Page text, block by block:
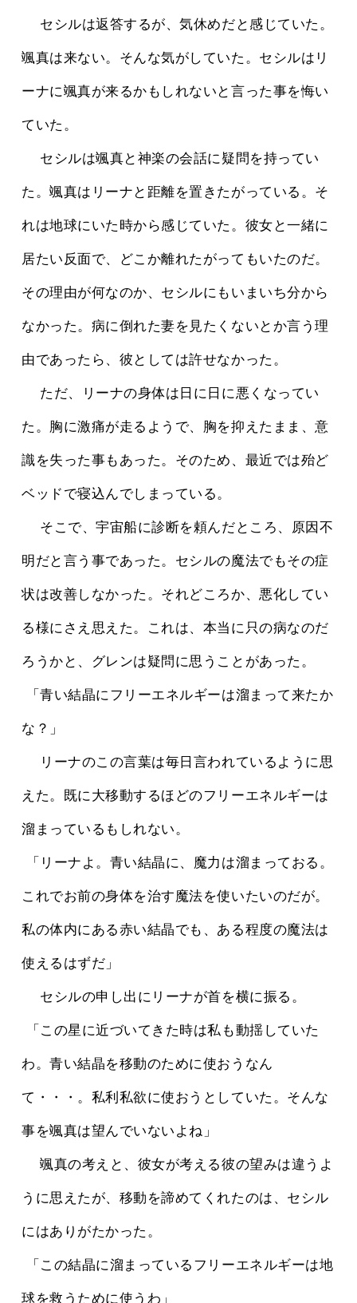
颯真は来ない。そんな気がしていた。セシルはリ
ーナに颯真が来るかもしれないと言った事を悔い
ていた。
た。颯真はリーナと距離を置きたがっている。そ
れは地球にいた時から感じていた。彼女と一緒に
居たい反面で、どこか離れたがってもいたのだ。
その理由が何なのか、セシルにもいまいち分から
なかった。病に倒れた妻を見たくないとか言う理
由であったら、彼としては許せなかった。
た。胸に激痛が走るようで、胸を抑えたまま、意
識を失った事もあった。そのため、最近では殆ど
ベッドで寝込んでしまっている。
明だと言う事であった。セシルの魔法でもその症
状は改善しなかった。それどころか、悪化してい
る様にさえ思えた。これは、本当に只の病なのだ
ろうかと、グレンは疑問に思うことがあった。
な？」
えた。既に大移動するほどのフリーエネルギーは
溜まっているもしれない。
これでお前の身体を治す魔法を使いたいのだが。
私の体内にある赤い結晶でも、ある程度の魔法は
使えるはずだ」
セシルの申し出にリーナが首を横に振る。
わ。青い結晶を移動のために使おうなん
て・・・。私利私欲に使おうとしていた。そんな
事を颯真は望んでいないよね」
うに思えたが、移動を諦めてくれたのは、セシル
にはありがたかった。
球を救うために使うわ」